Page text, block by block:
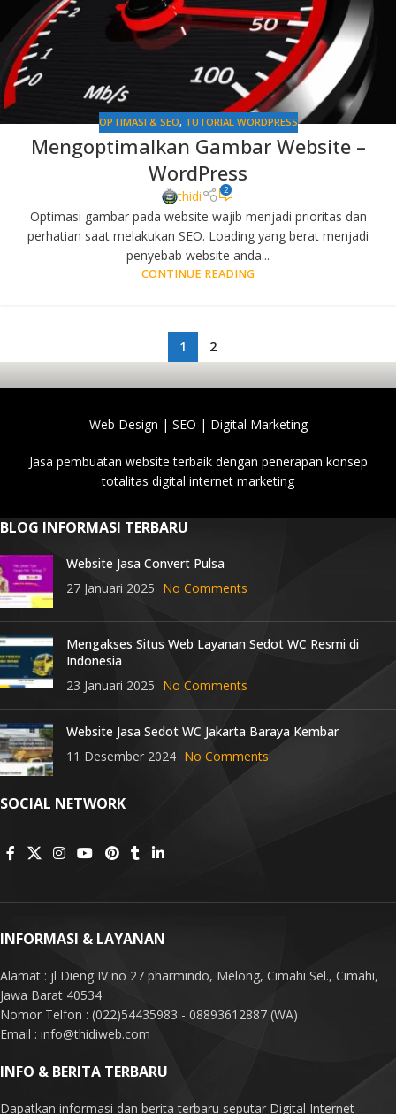
OPTIMASI & SEO, TUTORIAL WORDPRESS
Mengoptimalkan Gambar Website –
WordPress
thidi 2
Optimasi gambar pada website wajib menjadi prioritas dan
perhatian saat melakukan SEO. Loading yang berat menjadi
penyebab website anda...
CONTINUE READING
1 2
Web Design | SEO | Digital Marketing
Jasa pembuatan website terbaik dengan penerapan konsep
totalitas digital internet marketing
BLOG INFORMASI TERBARU
Website Jasa Convert Pulsa
27 Januari 2025 No Comments
Mengakses Situs Web Layanan Sedot WC Resmi di
Indonesia
23 Januari 2025 No Comments
Website Jasa Sedot WC Jakarta Baraya Kembar
11 Desember 2024 No Comments
SOCIAL NETWORK
INFORMASI & LAYANAN
Alamat : jl Dieng IV no 27 pharmindo, Melong, Cimahi Sel., Cimahi,
Jawa Barat 40534
Nomor Telfon : (022)54435983 - 08893612887 (WA)
Email : info@thidiweb.com
INFO & BERITA TERBARU
Dapatkan informasi dan berita terbaru seputar Digital Internet